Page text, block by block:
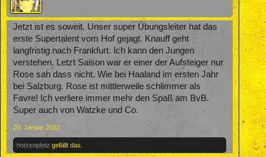
Jetzt ist es soweit. Unser super Übungsleiter hat das
erste Supertalent vom Hof gejagt. Knauff geht
langfristig nach Frankfurt. Ich kann den Jungen
verstehen. Letzt Saison war er einer der Aufsteiger nur
Rose sah dass nicht. Wie bei Haaland im ersten Jahr
bei Salzburg. Rose ist mittlerweile schlimmer als
Favre! Ich verliere immer mehr den Spaß am BvB.
Super auch von Watzke und Co.
20. Januar 2022
hotzenplotz gefällt das.